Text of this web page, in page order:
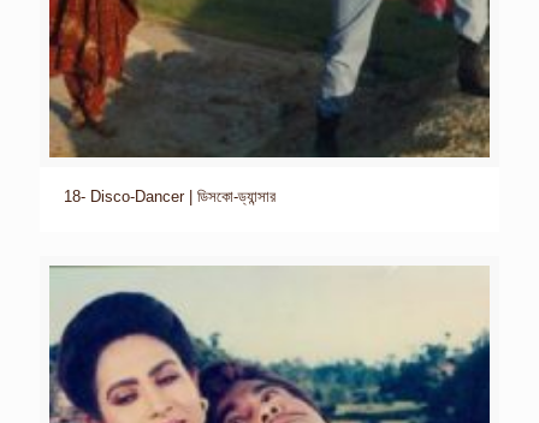
18- Disco-Dancer | ডিসকো-ড্যান্সার